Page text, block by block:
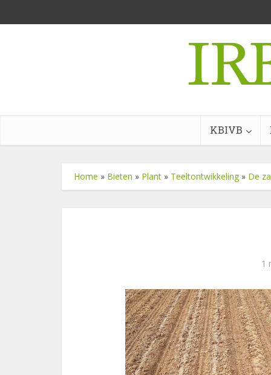
KBIVB
Home » Bieten » Plant » Teeltontwikkeling » De
1